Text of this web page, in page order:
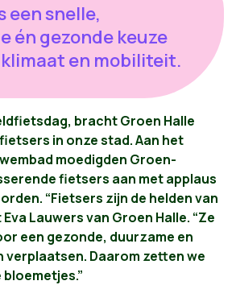
een snelle,
én gezonde keuze
en mobiliteit.
bracht Groen Halle
in onze stad. Aan het
moedigden Groen-
fietsers aan met applaus
“Fietsers zijn de helden van
Lauwers van Groen Halle. “Ze
een gezonde, duurzame en
verplaatsen. Daarom zetten we